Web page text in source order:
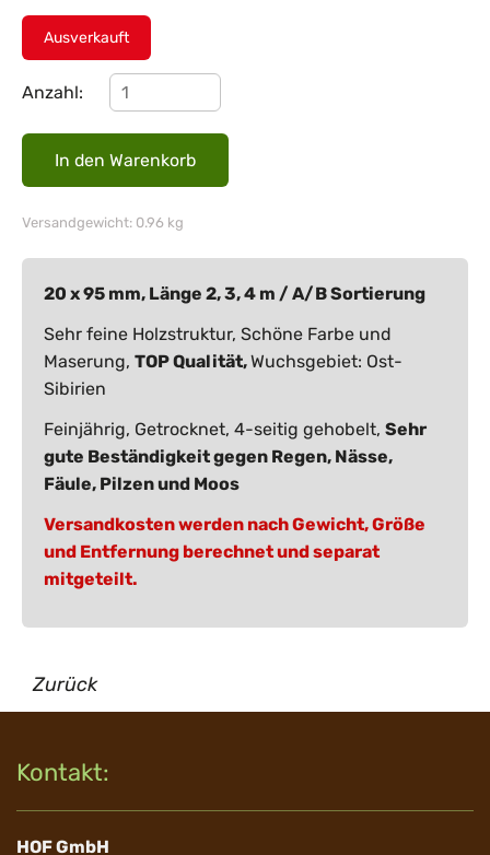
Ausverkauft
Anzahl:
Versandgewicht: 0.96 kg
20 x 95 mm, Länge 2, 3, 4 m / A/B Sortierung
Sehr feine Holzstruktur, Schöne Farbe und
Maserung, TOP Qualität,Wuchsgebiet: Ost-
Sibirien
Feinjährig, Getrocknet, 4-seitig gehobelt, Sehr
gute Beständigkeit gegen Regen, Nässe,
Fäule, Pilzen und Moos
Versandkosten werden nach Gewicht, Größe
und Entfernung berechnet und separat
mitgeteilt.
Zurück
Kontakt:
HOF GmbH